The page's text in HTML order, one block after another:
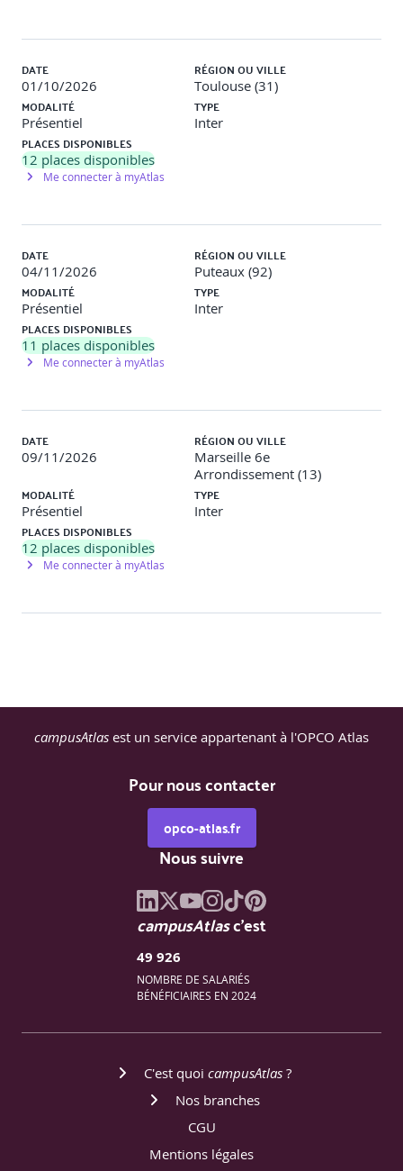
DATE
01/10/2026
RÉGION OU VILLE
Toulouse (31)
MODALITÉ
Présentiel
TYPE
Inter
PLACES DISPONIBLES
12 places disponibles
Me connecter à myAtlas
DATE
04/11/2026
RÉGION OU VILLE
Puteaux (92)
MODALITÉ
Présentiel
TYPE
Inter
PLACES DISPONIBLES
11 places disponibles
Me connecter à myAtlas
DATE
09/11/2026
RÉGION OU VILLE
Marseille 6e
Arrondissement (13)
MODALITÉ
Présentiel
TYPE
Inter
PLACES DISPONIBLES
12 places disponibles
Me connecter à myAtlas
campusAtlas est un service appartenant à l'OPCO Atlas
Pour nous contacter
opco-atlas.fr
Nous suivre
campusAtlasc'est
49 926
NOMBRE DE SALARIÉS
BÉNÉFICIAIRES EN 2024
C'est quoi campusAtlas ?
Nos branches
CGU
Mentions légales